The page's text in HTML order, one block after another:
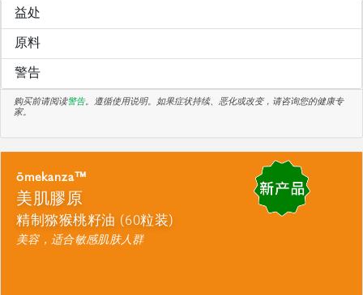
益处
原料
警告
购买前请阅读警告。遵循使用说明。如果症状持续、恶化或改变，请咨询您的健康专
家。
ōmekanza™
美肌膠原
精制猕猴桃籽油 (60粒装)
美容，适合敏感肌肤人群